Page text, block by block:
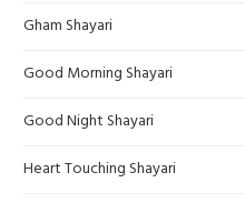
Gham Shayari
Good Morning Shayari
Good Night Shayari
Heart Touching Shayari